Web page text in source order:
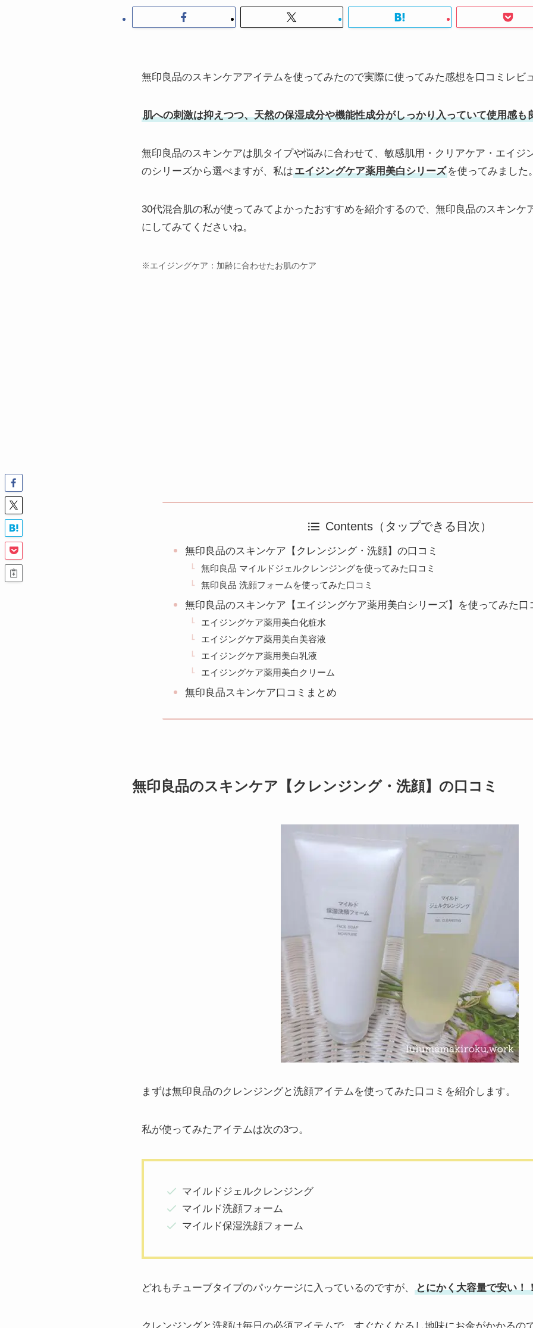
無印良品のスキンケアアイテムを使ってみたので実際に使ってみた感想を口コミレビ
肌への刺激は抑えつつ、天然の保湿成分や機能性成分がしっかり入っていて使用感
無印良品のスキンケアは肌タイプや悩みに合わせて、敏感肌用・クリアケア・エイ
のシリーズから選べますが、私はエイジングケア薬用美白シリーズ を使ってみました
30代混合肌の私が使ってみてよかったおすすめを紹介するので、無印良品のスキンケ
にしてみてくださいね。
※ エイジングケア：加齢に合わせたお肌のケア
Contents（タップできる目次）
無印良品のスキンケア【クレンジング・洗顔】の口コミ
無印良品 マイルドジェルクレンジングを使ってみた口コミ
無印良品 洗顔フォームを使ってみた口コミ
無印良品のスキンケア【エイジングケア薬用美白シリーズ】を使ってみた口
エイジングケア薬用美白化粧水
エイジングケア薬用美白美容液
エイジングケア薬用美白乳液
エイジングケア薬用美白クリーム
無印良品スキンケア口コミまとめ
無印良品のスキンケア【クレンジング・洗顔】の口コミ
まずは無印良品のクレンジングと洗顔アイテムを使ってみた口コミを紹介します。
私が使ってみたアイテムは次の3つ。
マイルドジェルクレンジング
マイルド洗顔フォーム
マイルド保湿洗顔フォーム
どれもチューブタイプのパッケージに入っているのですが、 とにかく大容量で安い！
クレンジングと洗顔は毎日の必須アイテムで、すぐなくなるし地味にお金がかかるの